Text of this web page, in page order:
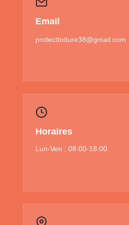
Email
protecttoiture38@gmail.com
Horaires
Lun-Ven : 08:00-18:00